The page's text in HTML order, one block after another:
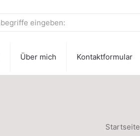
Über mich Kontaktformular
Startseite